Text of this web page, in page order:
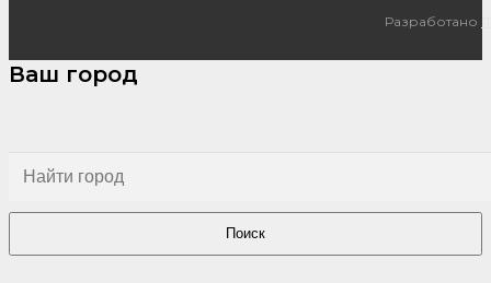
Разработано
Ваш город
Поиск